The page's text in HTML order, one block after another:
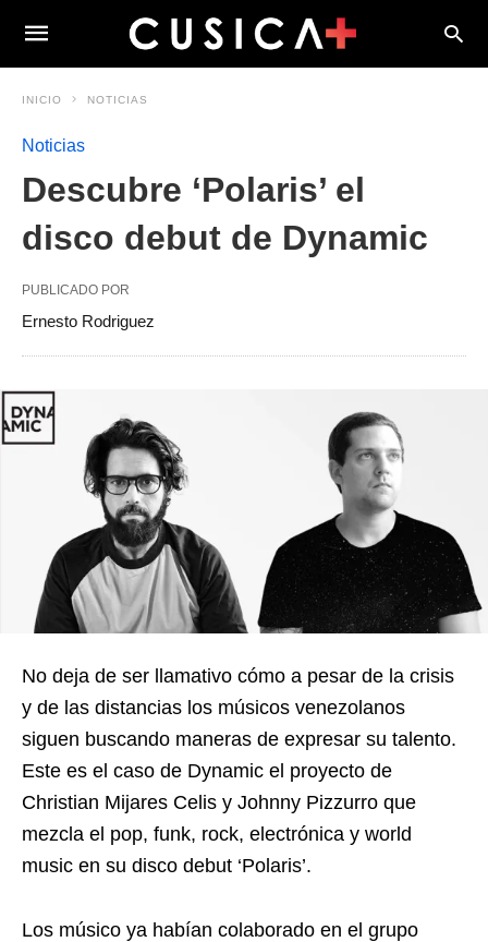
INICIO NOTICIAS
Noticias
Descubre ‘Polaris’ el
disco debut de Dynamic
PUBLICADO POR
Ernesto Rodriguez
No deja de ser llamativo cómo a pesar de la crisis
y de las distancias los músicos venezolanos
siguen buscando maneras de expresar su talento.
Este es el caso de Dynamic el proyecto de
Christian Mijares Celis y Johnny Pizzurro que
mezcla el pop, funk, rock, electrónica y world
music en su disco debut ‘Polaris’.
Los músico ya habían colaborado en el grupo